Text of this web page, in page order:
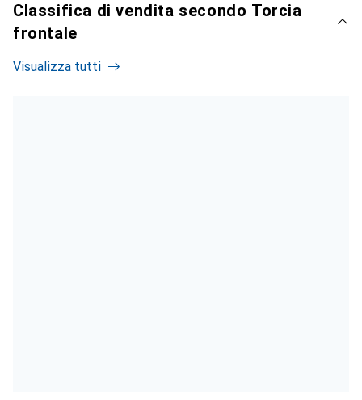
Classifica di vendita secondo Torcia
frontale
Visualizza tutti